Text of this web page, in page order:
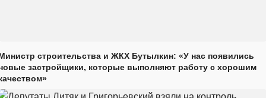
строительства и ЖКХ Бутылкин: «У нас появились
застройщики, которые выполняют работу с хорошим